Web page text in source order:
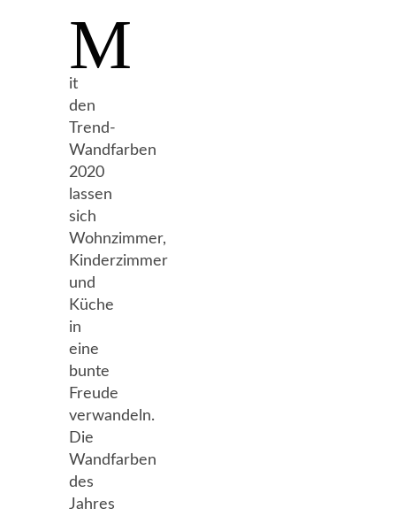
M
it
den
Trend-
Wandfarben
2020
lassen
sich
Wohnzimmer,
Kinderzimmer
und
Küche
in
eine
bunte
Freude
verwandeln.
Die
Wandfarben
des
Jahres